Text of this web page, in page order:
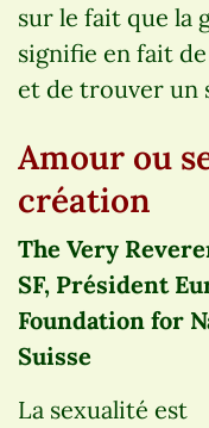
sur le fait que la
signifie en fait
et de trouver un
Amour ou
création
The Very
SF, Président
Foundation for
Suisse
La sexualité est